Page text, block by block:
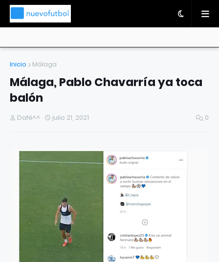
Inicio Málaga
Málaga, Pablo Chavarría ya toca
balón
DaNi^^ julio 21, 2021 0